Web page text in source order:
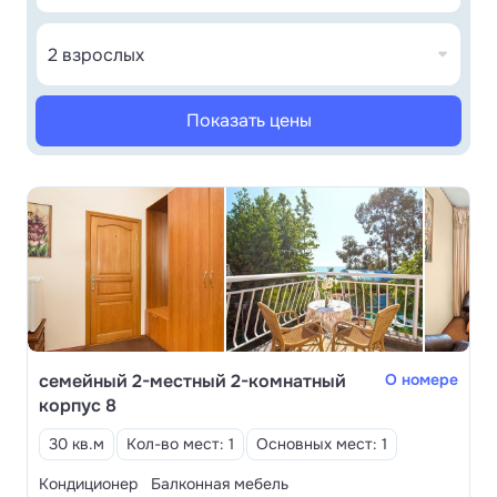
сердечно-сосудистых заболеваний и др.
2 взрослых
Показать цены
семейный 2-местный 2-комнатный
корпус 8
О номере
30 кв.м Кол-во мест: 1
Основных мест: 1
Кондиционер
Балконная мебель